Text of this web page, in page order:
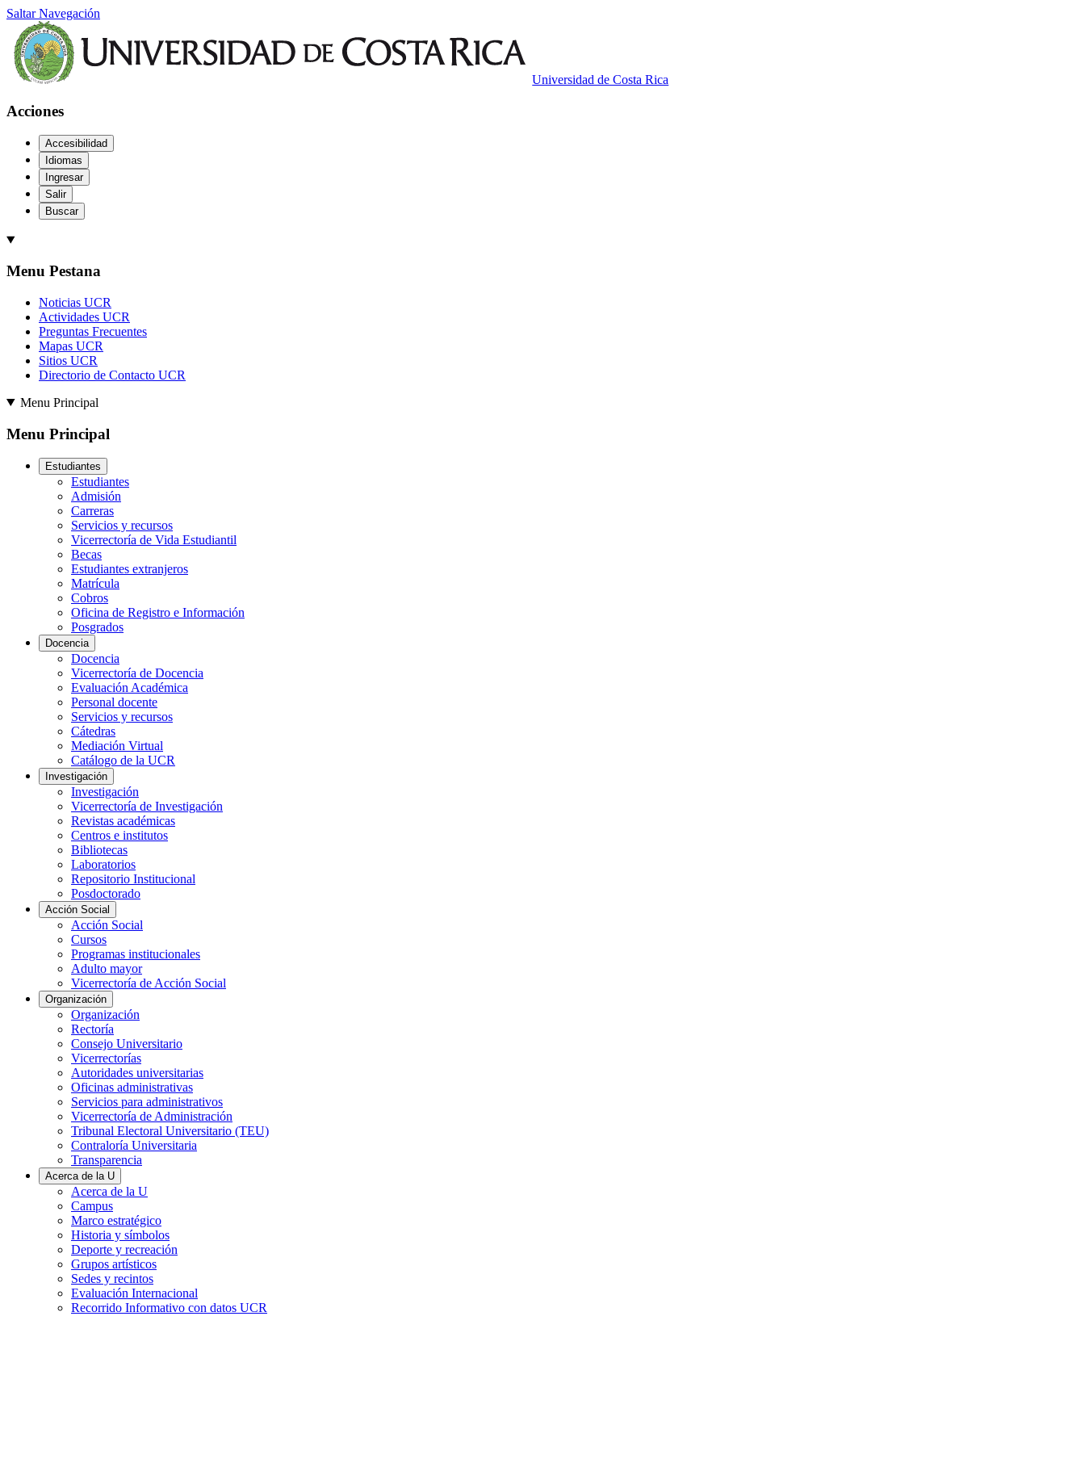
Saltar Navegación
Universidad de Costa Rica
Acciones
Accesibilidad
Idiomas
Ingresar
Salir
Buscar
Menu Pestana
Noticias UCR
Actividades UCR
Preguntas Frecuentes
Mapas UCR
Sitios UCR
Directorio de Contacto UCR
Menu Principal
Menu Principal
Estudiantes
Estudiantes
Admisión
Carreras
Servicios y recursos
Vicerrectoría de Vida Estudiantil
Becas
Estudiantes extranjeros
Matrícula
Cobros
Oficina de Registro e Información
Posgrados
Docencia
Docencia
Vicerrectoría de Docencia
Evaluación Académica
Personal docente
Servicios y recursos
Cátedras
Mediación Virtual
Catálogo de la UCR
Investigación
Investigación
Vicerrectoría de Investigación
Revistas académicas
Centros e institutos
Bibliotecas
Laboratorios
Repositorio Institucional
Posdoctorado
Acción Social
Acción Social
Cursos
Programas institucionales
Adulto mayor
Vicerrectoría de Acción Social
Organización
Organización
Rectoría
Consejo Universitario
Vicerrectorías
Autoridades universitarias
Oficinas administrativas
Servicios para administrativos
Vicerrectoría de Administración
Tribunal Electoral Universitario (TEU)
Contraloría Universitaria
Transparencia
Acerca de la U
Acerca de la U
Campus
Marco estratégico
Historia y símbolos
Deporte y recreación
Grupos artísticos
Sedes y recintos
Evaluación Internacional
Recorrido Informativo con datos UCR